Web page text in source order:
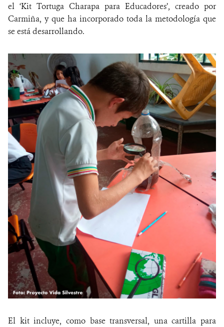
el ‘Kit Tortuga Charapa para Educadores’, creado por
Carmiña, y que ha incorporado toda la metodología que
se está desarrollando.
El kit incluye, como base transversal, una cartilla para